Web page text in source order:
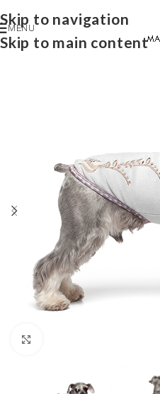
Skip to navigation
Skip to main content
MENU